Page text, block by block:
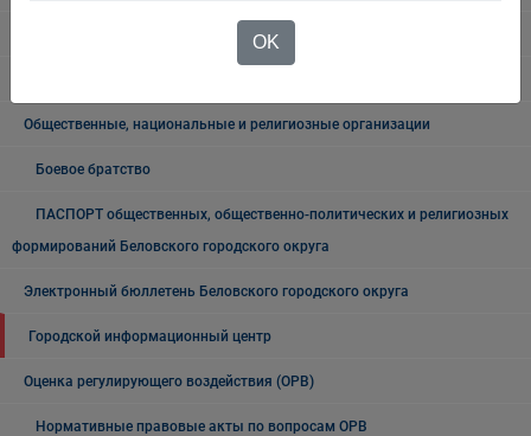
Общественные, национальные и религиозные организации
Боевое братство
ПАСПОРТ общественных, общественно-политических и религиозных
формирований Беловского городского округа
Электронный бюллетень Беловского городского округа
Городской информационный центр
Оценка регулирующего воздействия (ОРВ)
Нормативные правовые акты по вопросам ОРВ
OK